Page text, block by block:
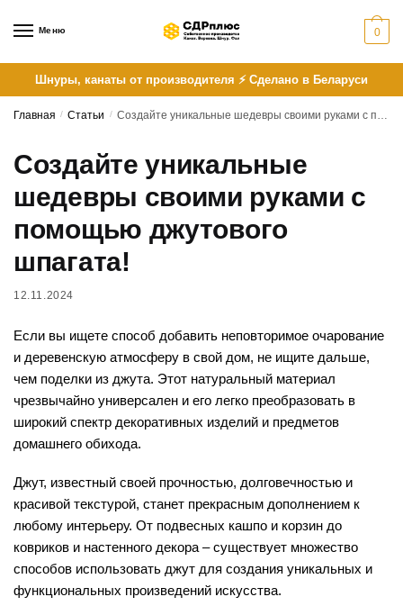
Меню 0
Шнуры, канаты от производителя ⚡ Сделано в Беларуси
Главная / Статьи / Создайте уникальные шедевры своими руками с помощью джутового шпагата!
Создайте уникальные
шедевры своими руками с
помощью джутового
шпагата!
12.11.2024
Если вы ищете способ добавить неповторимое очарование
и деревенскую атмосферу в свой дом, не ищите дальше,
чем поделки из джута. Этот натуральный материал
чрезвычайно универсален и его легко преобразовать в
широкий спектр декоративных изделий и предметов
домашнего обихода.
Джут, известный своей прочностью, долговечностью и
красивой текстурой, станет прекрасным дополнением к
любому интерьеру. От подвесных кашпо и корзин до
ковриков и настенного декора – существует множество
способов использовать джут для создания уникальных и
функциональных произведений искусства.